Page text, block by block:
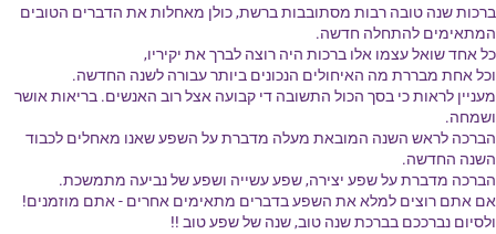
ברכות שנה טובה רבות מסתובבות ברשת, כולן מאחלות את הדברים הטובים
המתאימים להתחלה חדשה.
כל אחד שואל עצמו אלו ברכות היה רוצה לברך את יקיריו,
וכל אחת מבררת מה האיחולים הנכונים ביותר עבורה לשנה החדשה.
מעניין לראות כי בסך הכול התשובה די קבועה אצל רוב האנשים. בריאות אושר
ושמחה.
הברכה לראש השנה המובאת מעלה מדברת על השפע שאנו מאחלים לכבוד
השנה החדשה.
הברכה מדברת על שפע יצירה, שפע עשייה ושפע של נביעה מתמשכת.
אם אתם רוצים למלא את השפע בדברים מתאימים אחרים - אתם מוזמנים!
ולסיום נברככם בברכת שנה טוב, שנה של שפע טוב !!